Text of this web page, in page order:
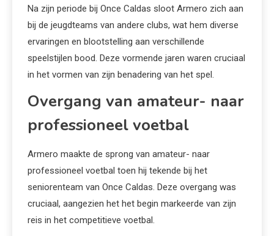
Na zijn periode bij Once Caldas sloot Armero zich aan
bij de jeugdteams van andere clubs, wat hem diverse
ervaringen en blootstelling aan verschillende
speelstijlen bood. Deze vormende jaren waren cruciaal
in het vormen van zijn benadering van het spel.
Overgang van amateur- naar
professioneel voetbal
Armero maakte de sprong van amateur- naar
professioneel voetbal toen hij tekende bij het
seniorenteam van Once Caldas. Deze overgang was
cruciaal, aangezien het het begin markeerde van zijn
reis in het competitieve voetbal.